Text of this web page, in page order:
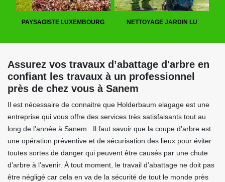
PAYSAGISTE LUXEMBOURG NETTOYAGE JARDIN LU
Assurez vos travaux d’abattage d'arbre en
confiant les travaux à un professionnel
près de chez vous à Sanem
Il est nécessaire de connaitre que Holderbaum elagage est une
entreprise qui vous offre des services très satisfaisants tout au
long de l’année à Sanem . Il faut savoir que la coupe d’arbre est
une opération préventive et de sécurisation des lieux pour éviter
toutes sortes de danger qui peuvent être causés par une chute
d’arbre à l’avenir. À tout moment, le travail d’abattage ne doit pas
être négligé car cela en va de la sécurité de tout le monde près